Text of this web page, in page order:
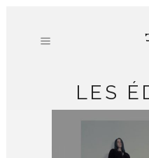
LES